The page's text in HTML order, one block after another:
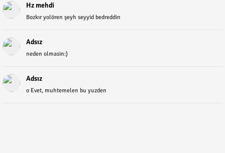
Hz mehdi
Bozkır yolören şeyh seyyid bedreddin
Adsız
neden olmasin:)
Adsız
o Evet, muhtemelen bu yuzden